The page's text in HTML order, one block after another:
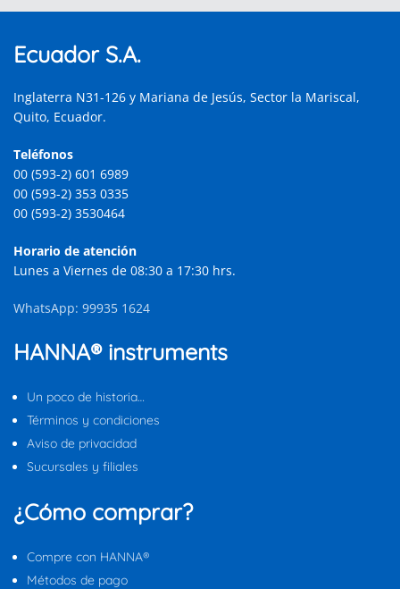
Ecuador S.A.
Inglaterra N31-126 y Mariana de Jesús, Sector la Mariscal,
Quito, Ecuador.
Teléfonos
00 (593-2) 601 6989
00 (593-2) 353 0335
00 (593-2) 3530464
Horario de atención
Lunes a Viernes de 08:30 a 17:30 hrs.
WhatsApp: 99935 1624
HANNA® instruments
Un poco de historia…
Términos y condiciones
Aviso de privacidad
Sucursales y filiales
¿Cómo comprar?
Compre con HANNA®
Métodos de pago